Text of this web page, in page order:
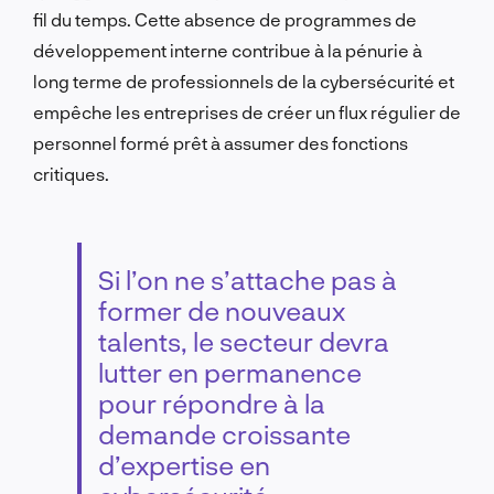
fil du temps. Cette absence de programmes de
développement interne contribue à la pénurie à
long terme de professionnels de la cybersécurité et
empêche les entreprises de créer un flux régulier de
personnel formé prêt à assumer des fonctions
critiques.
Si l’on ne s’attache pas à
former de nouveaux
talents, le secteur devra
lutter en permanence
pour répondre à la
demande croissante
d’expertise en